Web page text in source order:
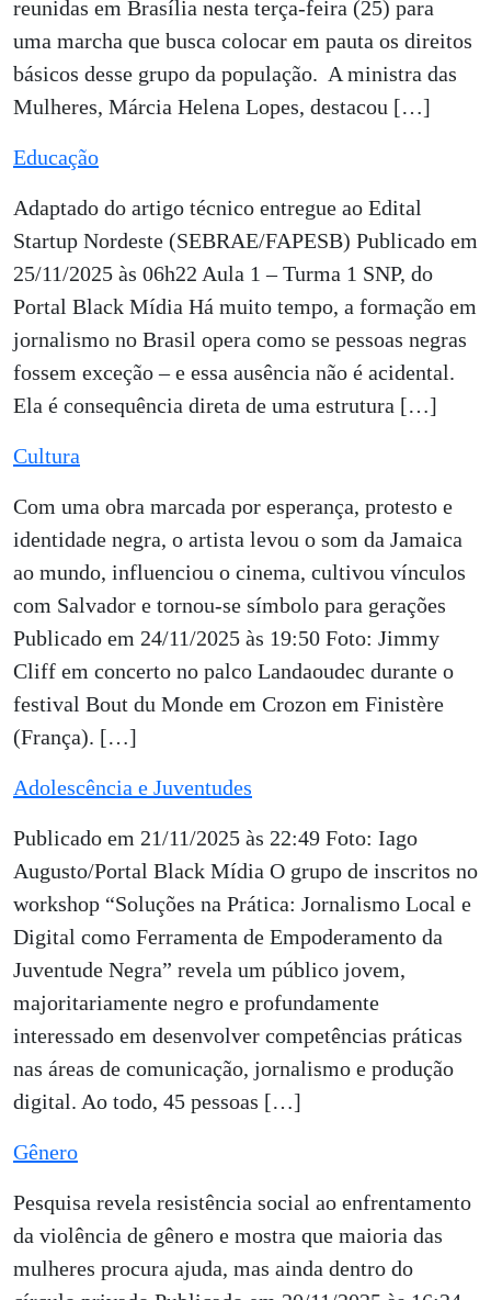
reunidas em Brasília nesta terça-feira (25) para
uma marcha que busca colocar em pauta os direitos
básicos desse grupo da população. A ministra das
Mulheres, Márcia Helena Lopes, destacou […]
Educação
Adaptado do artigo técnico entregue ao Edital
Startup Nordeste (SEBRAE/FAPESB) Publicado em
25/11/2025 às 06h22 Aula 1 – Turma 1 SNP, do
Portal Black Mídia Há muito tempo, a formação em
jornalismo no Brasil opera como se pessoas negras
fossem exceção – e essa ausência não é acidental.
Ela é consequência direta de uma estrutura […]
Cultura
Com uma obra marcada por esperança, protesto e
identidade negra, o artista levou o som da Jamaica
ao mundo, influenciou o cinema, cultivou vínculos
com Salvador e tornou-se símbolo para gerações
Publicado em 24/11/2025 às 19:50 Foto: Jimmy
Cliff em concerto no palco Landaoudec durante o
festival Bout du Monde em Crozon em Finistère
(França). […]
Adolescência e Juventudes
Publicado em 21/11/2025 às 22:49 Foto: Iago
Augusto/Portal Black Mídia O grupo de inscritos no
workshop “Soluções na Prática: Jornalismo Local e
Digital como Ferramenta de Empoderamento da
Juventude Negra” revela um público jovem,
majoritariamente negro e profundamente
interessado em desenvolver competências práticas
nas áreas de comunicação, jornalismo e produção
digital. Ao todo, 45 pessoas […]
Gênero
Pesquisa revela resistência social ao enfrentamento
da violência de gênero e mostra que maioria das
mulheres procura ajuda, mas ainda dentro do